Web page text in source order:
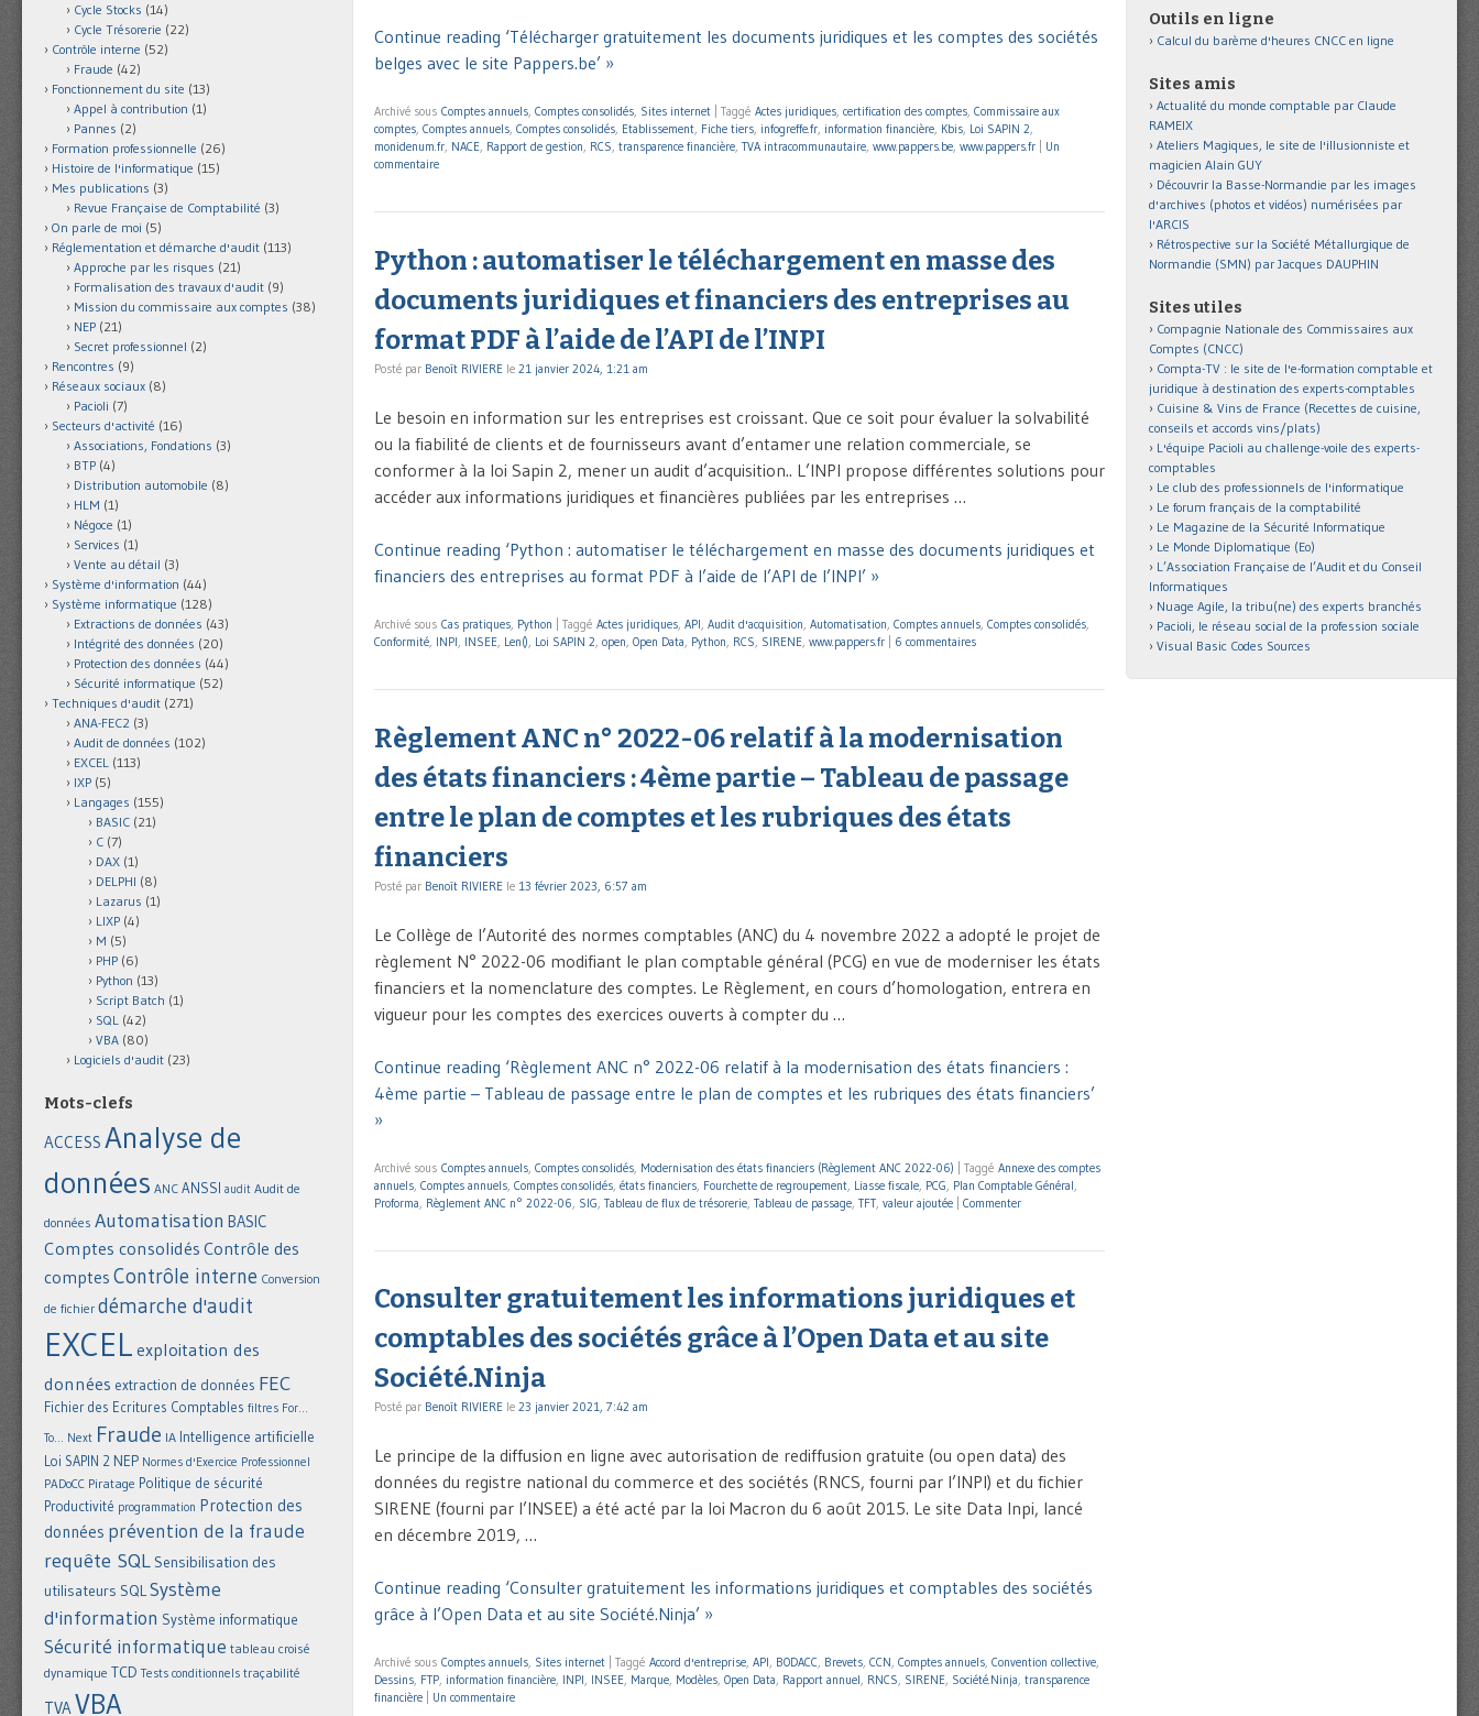
Continue reading ‘Télécharger gratuitement les documents juridiques et les comptes des sociétés
belges avec le site Pappers.be’ »
Archivé sous Comptes annuels, Comptes consolidés, Sites internet Taggé Actes juridiques, certification des comptes, Commissaire aux
comptes, Comptes annuels, Comptes consolidés, Etablissement, Fiche tiers, infogreffe.fr, information financière, Kbis, Loi SAPIN 2,
monidenum.fr, NACE, Rapport de gestion, RCS, transparence financière, TVA intracommunautaire, www.pappers.be, www.pappers.fr
Un
commentaire
Python : automatiser le téléchargement en masse des
documents juridiques et financiers des entreprises au
format PDF à l’aide de l’API de l’INPI
Posté par Benoît RIVIERE le 21 janvier 2024, 1:21 am
Le besoin en information sur les entreprises est croissant. Que ce soit pour évaluer la solvabilité
ou la fiabilité de clients et de fournisseurs avant d’entamer une relation commerciale, se
conformer à la loi Sapin 2, mener un audit d’acquisition.. L’INPI propose différentes solutions pour
accéder aux informations juridiques et financières publiées par les entreprises …
Continue reading ‘Python : automatiser le téléchargement en masse des documents juridiques et
financiers des entreprises au format PDF à l’aide de l’API de l’INPI’ »
Archivé sous Cas pratiques, Python Taggé Actes juridiques, API, Audit d'acquisition, Automatisation, Comptes annuels, Comptes consolidés,
Conformité, INPI, INSEE, Len(), Loi SAPIN 2, open, Open Data, Python, RCS, SIRENE, www.pappers.fr 6 commentaires
Règlement ANC n° 2022-06 relatif à la modernisation
des états financiers : 4ème partie – Tableau de passage
entre le plan de comptes et les rubriques des états
financiers
Posté par Benoît RIVIERE le 13 février 2023, 6:57 am
Le Collège de l’Autorité des normes comptables (ANC) du 4 novembre 2022 a adopté le projet de
règlement N° 2022-06 modifiant le plan comptable général (PCG) en vue de moderniser les états
financiers et la nomenclature des comptes. Le Règlement, en cours d’homologation, entrera en
vigueur pour les comptes des exercices ouverts à compter du …
Continue reading ‘Règlement ANC n° 2022-06 relatif à la modernisation des états financiers :
4ème partie – Tableau de passage entre le plan de comptes et les rubriques des états financiers’
»
Archivé sous Comptes annuels Comptes consolidés Modernisation des états financiers (Règlement ANC 2022-06) Taggé Annexe des comptes
annuels Comptes annuels Comptes consolidés états financiers Fourchette de regroupement Liasse fiscale PCG Plan Comptable Général
Proforma Règlement ANC n° 2022-06 SIG Tableau de flux de trésorerie Tableau de passage TFT valeur ajoutée Commenter
Consulter gratuitement les informations juridiques et
comptables des sociétés grâce à l’Open Data et au site
Société.Ninja
Posté par Benoît RIVIERE le 23 janvier 2021, 7:42 am
Le principe de la diffusion en ligne avec autorisation de rediffusion gratuite (ou open data) des
données du registre national du commerce et des sociétés (RNCS, fourni par l’INPI) et du fichier
SIRENE (fourni par l’INSEE) a été acté par la loi Macron du 6 août 2015. Le site Data Inpi, lancé
en décembre 2019, …
Continue reading ‘Consulter gratuitement les informations juridiques et comptables des sociétés
grâce à l’Open Data et au site Société.Ninja’ »
Archivé sous Comptes annuels, Sites internet Taggé Accord d'entreprise, API, BODACC, Brevets, CCN, Comptes annuels, Convention collective,
Dessins, FTP, information financière, INPI, INSEE, Marque, Modèles, Open Data, Rapport annuel, RNCS, SIRENE, Société.Ninja, transparence
financière
Un commentaire
Cycle Stocks (14)
Cycle Trésorerie (22)
Contrôle interne (52)
Fraude (42)
Fonctionnement du site (13)
Appel à contribution (1)
Pannes (2)
Formation professionnelle (26)
Histoire de l'informatique (15)
Mes publications (3)
Revue Française de Comptabilité (3)
On parle de moi (5)
Réglementation et démarche d'audit (113)
Approche par les risques (21)
Formalisation des travaux d'audit (9)
Mission du commissaire aux comptes (38)
NEP (21)
Secret professionnel (2)
Rencontres (9)
Réseaux sociaux (8)
Pacioli (7)
Secteurs d'activité (16)
Associations, Fondations (3)
BTP (4)
Distribution automobile (8)
HLM (1)
Négoce (1)
Services (1)
Vente au détail (3)
Système d'information (44)
Système informatique (128)
Extractions de données (43)
Intégrité des données (20)
Protection des données (44)
Sécurité informatique (52)
Techniques d'audit (271)
ANA-FEC2 (3)
Audit de données (102)
EXCEL (113)
IXP (5)
Langages (155)
BASIC (21)
C (7)
DAX (1)
DELPHI (8)
Lazarus (1)
LIXP (4)
M (5)
PHP (6)
Python (13)
Script Batch (1)
SQL (42)
VBA (80)
Logiciels d'audit (23)
Mots-clefs
ACCESS Analyse de
données ANC ANSSI audit Audit de
données Automatisation BASIC
Comptes consolidés Contrôle des
comptes Contrôle interne Conversion
de fichier démarche d'audit
EXCEL exploitation des
données extraction de données FEC
Fichier des Ecritures Comptables filtres For...
To... Next Fraude IA Intelligence artificielle
Loi SAPIN 2 NEP Normes d'Exercice Professionnel
PADoCC Piratage Politique de sécurité
Productivité programmation Protection des
données prévention de la fraude
requête SQL Sensibilisation des
utilisateurs SQLSystème
d'information Système informatique
Sécurité informatique tableau croisé
dynamique TCD Tests conditionnels traçabilité
TVAVBA
Outils en ligne
Calcul du barème d'heures CNCC en ligne
Sites amis
Actualité du monde comptable par Claude
RAMEIX
Ateliers Magiques, le site de l'illusionniste et
magicien Alain GUY
Découvrir la Basse-Normandie par les images
d'archives (photos et vidéos) numérisées par
l'ARCIS
Rétrospective sur la Société Métallurgique de
Normandie (SMN) par Jacques DAUPHIN
Sites utiles
Compagnie Nationale des Commissaires aux
Comptes (CNCC)
Compta-TV : le site de l'e-formation comptable et
juridique à destination des experts-comptables
Cuisine & Vins de France (Recettes de cuisine,
conseils et accords vins/plats)
L'équipe Pacioli au challenge-voile des experts-
comptables
Le club des professionnels de l'informatique
Le forum français de la comptabilité
Le Magazine de la Sécurité Informatique
Le Monde Diplomatique (Eo)
L’Association Française de l’Audit et du Conseil
Informatiques
Nuage Agile, la tribu(ne) des experts branchés
Pacioli, le réseau social de la profession sociale
Visual Basic Codes Sources